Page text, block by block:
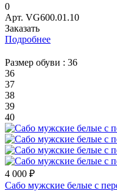
0
Арт. VG600.01.10
Заказать
Подробнее
Размер обуви : 36
36
37
38
39
40
4 000 ₽
Сабо мужские белые с